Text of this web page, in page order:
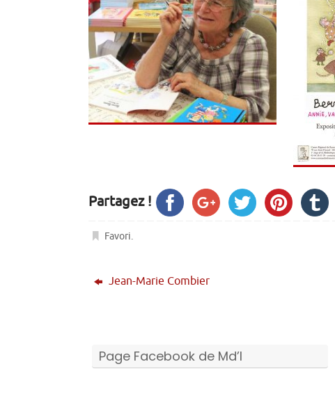
Partagez !
Favori.
Jean-Marie Combier
Page Facebook de Md’I